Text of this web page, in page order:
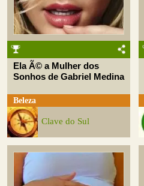
Ela Ã© a Mulher dos
Sonhos de Gabriel Medina
Beleza
Clave do Sul